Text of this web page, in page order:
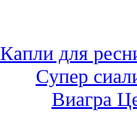
Капли для
Супер
Виагра